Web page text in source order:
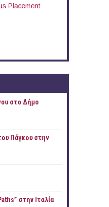
Placement
στο Δήμο
Πάγκου στην
στην Ιταλία